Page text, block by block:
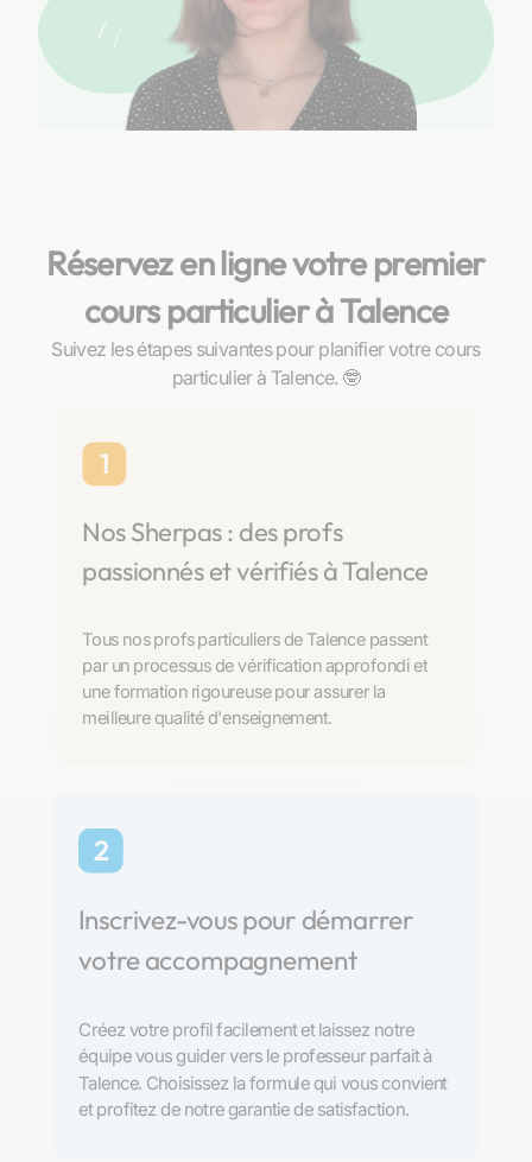
Réservez en ligne votre premier
cours particulier à Talence
Suivez les étapes suivantes pour planifier votre cours
particulier à Talence. 🤓
1
Nos Sherpas : des profs
passionnés et vérifiés à Talence
Tous nos profs particuliers de Talence passent
par un processus de vérification approfondi et
une formation rigoureuse pour assurer la
meilleure qualité d'enseignement.
2
Inscrivez-vous pour démarrer
votre accompagnement
Créez votre profil facilement et laissez notre
équipe vous guider vers le professeur parfait à
Talence. Choisissez la formule qui vous convient
et profitez de notre garantie de satisfaction.